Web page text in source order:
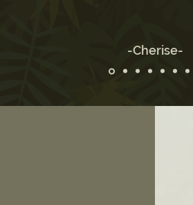
-Cherise-